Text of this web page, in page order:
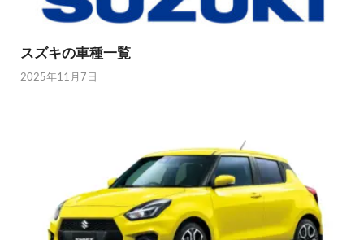
スズキの車種一覧
2025年11月7日